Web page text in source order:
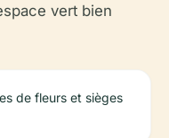
vert bien
de fleurs et sièges